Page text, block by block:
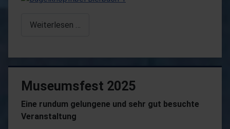
Weiterlesen …
Museumsfest 2025
Eine rundum gelungene und sehr gut besuchte
Veranstaltung